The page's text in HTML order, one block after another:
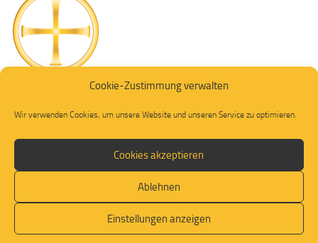
Cookie-Zustimmung verwalten
Wir verwenden Cookies, um unsere Website und unseren Service zu optimieren.
Cookies akzeptieren
Ablehnen
Einstellungen anzeigen